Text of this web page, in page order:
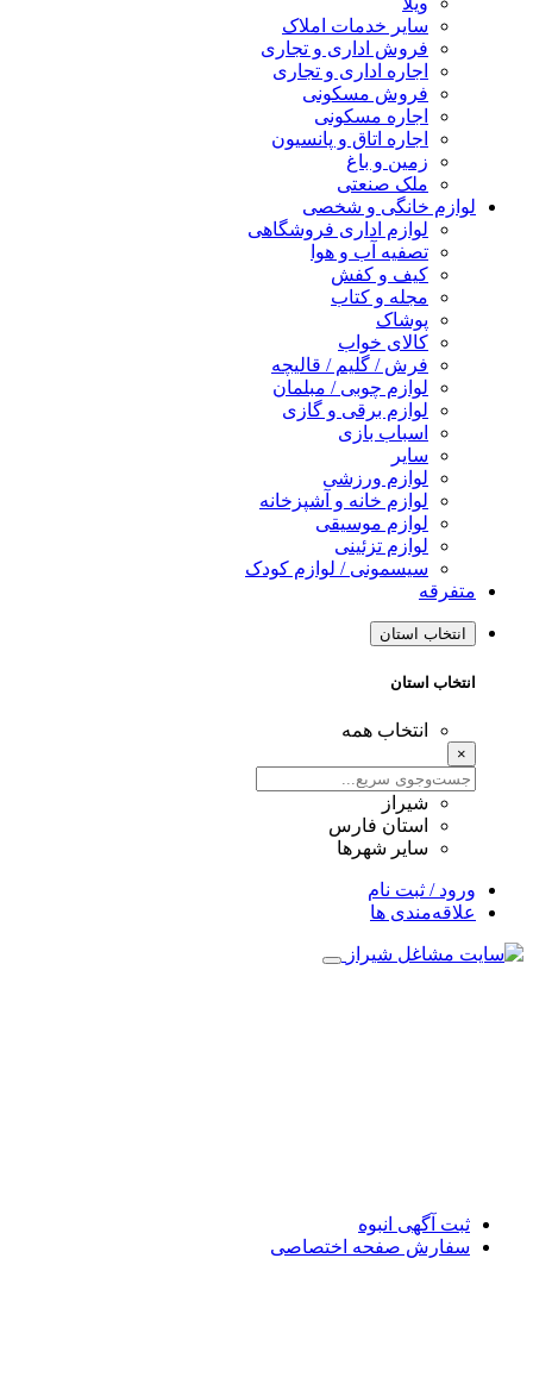
سایر خدمات املاک
فروش اداری و تجاری
اجاره اداری و تجاری
فروش مسکونی
اجاره مسکونی
اجاره اتاق و پانسیون
زمین و باغ
ملک صنعتی
لوازم خانگی و شخصی
لوازم اداری فروشگاهی
تصفیه آب و هوا
کیف و کفش
مجله و کتاب
پوشاک
کالای خواب
فرش / گلیم / قالیچه
لوازم چوبی / مبلمان
لوازم برقی و گازی
اسباب بازی
سایر
لوازم ورزشی
لوازم خانه و آشپزخانه
لوازم موسیقی
لوازم تزئینی
سیسمونی / لوازم کودک
متفرقه
انتخاب استان
انتخاب استان
انتخاب همه
×
شیراز
استان فارس
سایر شهرها
ورود / ثبت نام
علاقه‌مندی ها
ثبت آگهی انبوه
سفارش صفحه اختصاصی